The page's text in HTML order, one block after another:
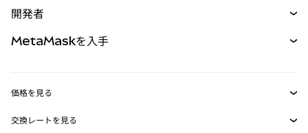
パーペチュアル
RWA
開発者
MetaMask Connect
MetaMaskを入手
価格を見る
イーサリアムの価格
交換レートを見る